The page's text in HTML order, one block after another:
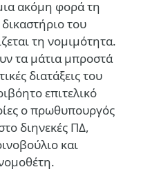
ακόμη φορά τη
του
τη νομιμότητα.
τα μάτια μπροστά
διατάξεις του
επιτελικό
ο πρωθυπουργός
διηνεκές ΠΔ,
και